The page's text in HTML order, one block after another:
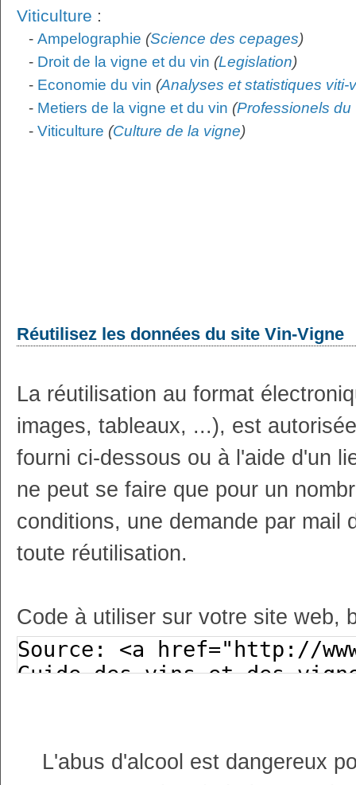
Viticulture :
- Ampelographie (Science des cepages)
- Droit de la vigne et du vin (Legislation)
- Economie du vin (Analyses et statistiques viti-
- Metiers de la vigne et du vin (Professionels du
- Viticulture (Culture de la vigne)
Réutilisez les données du site Vin-Vigne
La réutilisation au format
images, tableaux, ...), est
fourni ci-dessous ou à l'aide d'un
ne peut se faire que pour un
conditions, une demande par mail
toute réutilisation.
Code à utiliser sur votre site web,
L'abus d'alcool est dangereux